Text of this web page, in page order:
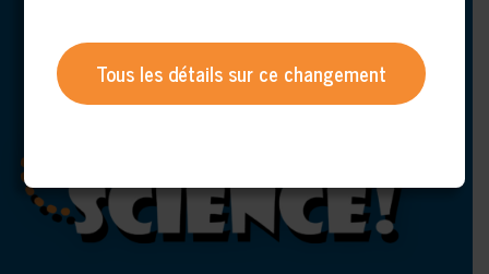
Tous les détails sur ce changement